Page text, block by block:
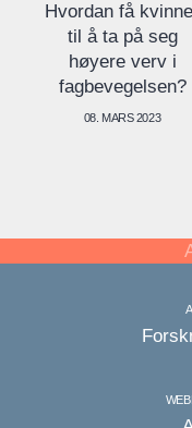
Hvordan få
til å ta på seg
høyere verv i
fagbevegelsen?
08. MARS 2023